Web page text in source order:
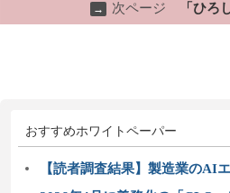
→ 次ページ 「ひろ
おすすめホワイトペーパー
【読者調査結果】製造業のAI